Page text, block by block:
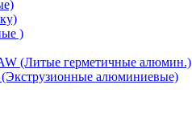
)
(Литые герметичные алюмин.)
алюминиевые)